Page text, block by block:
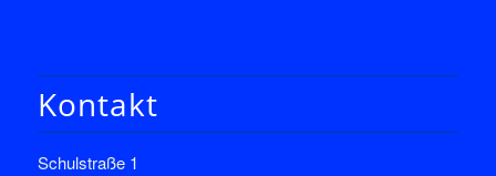
Kontakt
Schulstraße 1